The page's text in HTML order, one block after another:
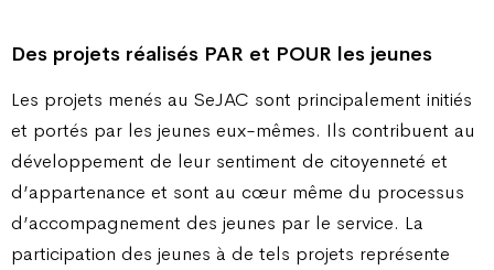
Des projets réalisés PAR et POUR les jeunes
Les projets menés au SeJAC sont principalement initiés
et portés par les jeunes eux-mêmes. Ils contribuent au
développement de leur sentiment de citoyenneté et
d’appartenance et sont au cœur même du processus
d’accompagnement des jeunes par le service. La
participation des jeunes à de tels projets représente